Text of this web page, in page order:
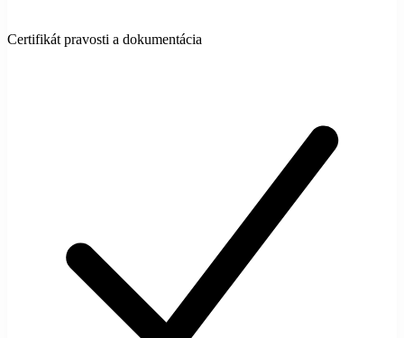
Certifikát pravosti a dokumentácia